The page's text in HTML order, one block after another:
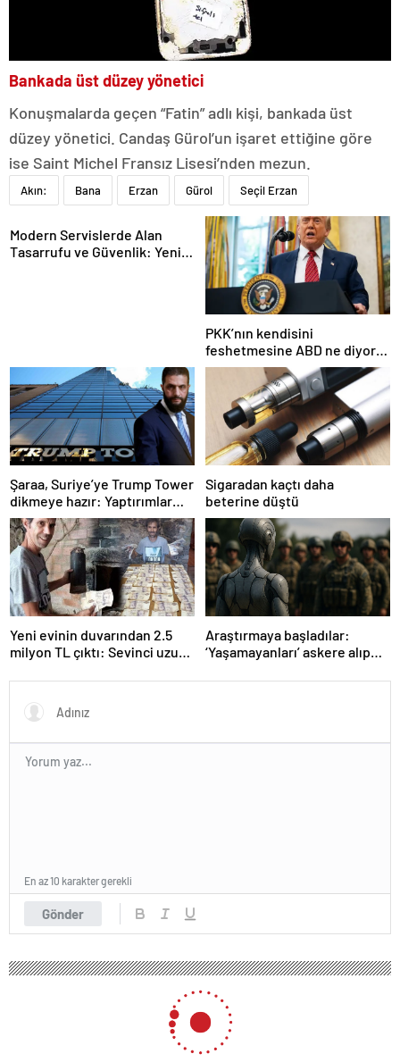
Bankada üst düzey yönetici
Konuşmalarda geçen “Fatin” adlı kişi, bankada üst
düzey yönetici. Candaş Gürol’un işaret ettiğine göre
ise Saint Michel Fransız Lisesi’nden mezun.
Akın: Bana Erzan Gürol Seçil Erzan
Modern Servislerde Alan
Tasarrufu ve Güvenlik: Yeni
PKK’nın kendisini
feshetmesine ABD ne diyor?
İlk açıklama
Şaraa, Suriye’ye Trump Tower
dikmeye hazır: Yaptırımlar
bitsin yeter
Sigaradan kaçtı daha
beterine düştü
Yeni evinin duvarından 2.5
milyon TL çıktı: Sevinci uzun
Araştırmaya başladılar:
‘Yaşamayanları’ askere alıp
Gönder
En az 10 karakter gerekli